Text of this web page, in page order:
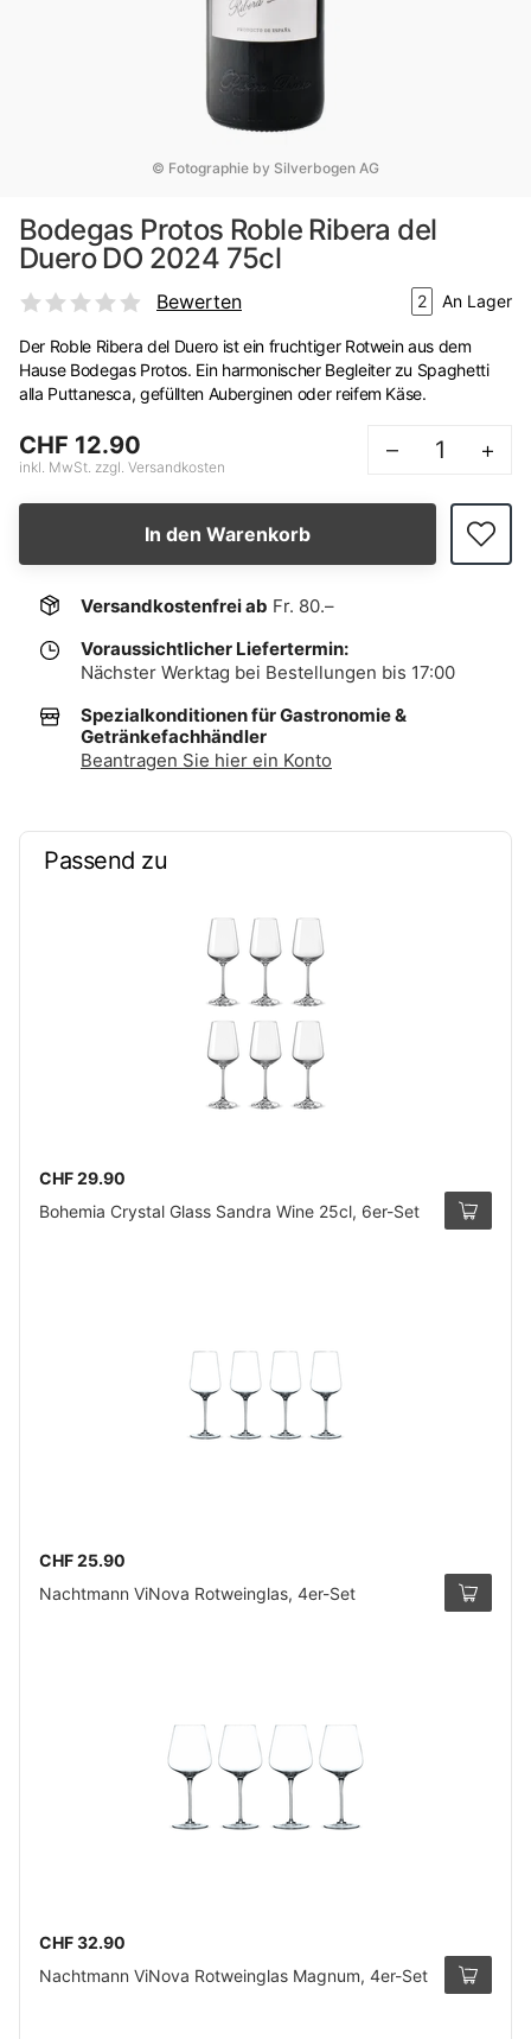
© Fotographie by Silverbogen AG
Bodegas Protos Roble Ribera del
Duero DO 2024 75cl
Bewerten 2 An Lager
Der Roble Ribera del Duero ist ein fruchtiger Rotwein aus dem
Hause Bodegas Protos. Ein harmonischer Begleiter zu Spaghetti
alla Puttanesca, gefüllten Auberginen oder reifem Käse.
CHF 12.90
inkl. MwSt. zzgl. Versandkosten
– +
In den Warenkorb
Versandkostenfrei ab Fr. 80.–
Voraussichtlicher Liefertermin:
Nächster Werktag bei Bestellungen bis 17:00
Spezialkonditionen für Gastronomie &
Getränkefachhändler
Beantragen Sie hier ein Konto
Passend zu
CHF 29.90
Bohemia Crystal Glass Sandra Wine 25cl, 6er-Set
CHF 25.90
Nachtmann ViNova Rotweinglas, 4er-Set
CHF 32.90
Nachtmann ViNova Rotweinglas Magnum, 4er-Set